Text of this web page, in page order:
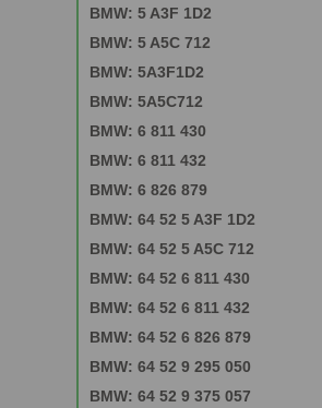
BMW: 5 A3F 1D2
BMW: 5 A5C 712
BMW: 5A3F1D2
BMW: 5A5C712
BMW: 6 811 430
BMW: 6 811 432
BMW: 6 826 879
BMW: 64 52 5 A3F 1D2
BMW: 64 52 5 A5C 712
BMW: 64 52 6 811 430
BMW: 64 52 6 811 432
BMW: 64 52 6 826 879
BMW: 64 52 9 295 050
BMW: 64 52 9 375 057